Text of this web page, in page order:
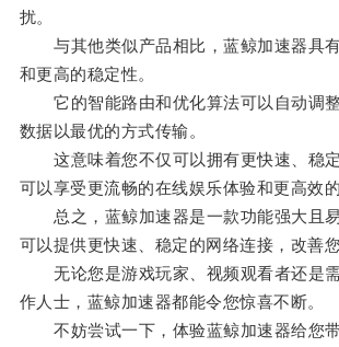
扰。
与其他类似产品相比，蓝鲸加速器具
和更高的稳定性。
它的智能路由和优化算法可以自动调
数据以最优的方式传输。
这意味着您不仅可以拥有更快速、稳
可以享受更流畅的在线娱乐体验和更高效的
总之，蓝鲸加速器是一款功能强大且易
可以提供更快速、稳定的网络连接，改善
无论您是游戏玩家、视频观看者还是
作人士，蓝鲸加速器都能令您惊喜不断。
不妨尝试一下，体验蓝鲸加速器给您